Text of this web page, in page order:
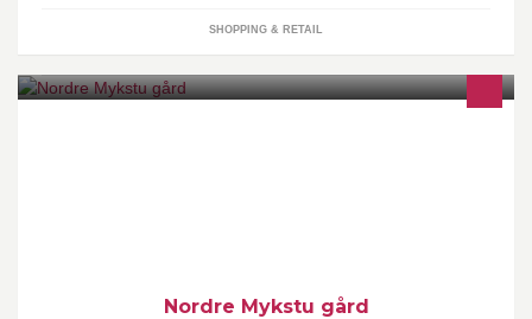
SHOPPING & RETAIL
Nordre Mykstu gård